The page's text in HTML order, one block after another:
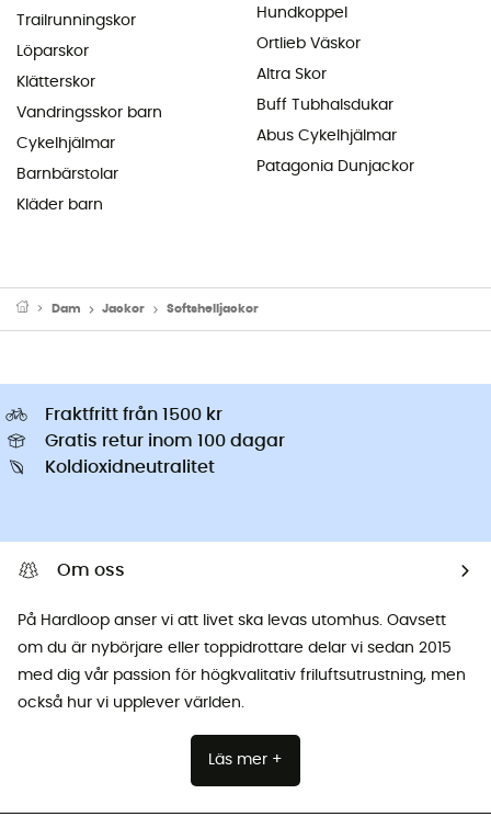
Trailrunningskor
Löparskor
Klätterskor
Vandringsskor barn
Cykelhjälmar
Barnbärstolar
Kläder barn
Hundkoppel
Ortlieb Väskor
Altra Skor
Buff Tubhalsdukar
Abus Cykelhjälmar
Patagonia Dunjackor
Dam Jackor Softshelljackor
Fraktfritt från 1500 kr
Gratis retur inom 100 dagar
Koldioxidneutralitet
Om oss
På Hardloop anser vi att livet ska levas utomhus. Oavsett
om du är nybörjare eller toppidrottare delar vi sedan 2015
med dig vår passion för högkvalitativ friluftsutrustning, men
också hur vi upplever världen.
Läs mer +